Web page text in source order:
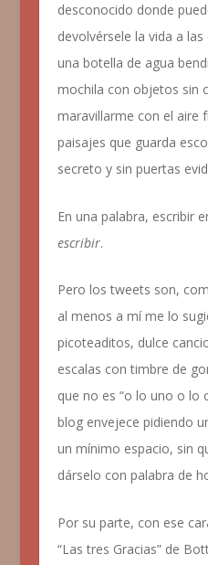
desconocido donde
devolvérsele la vida a
una botella de agua
mochila con objetos sin
maravillarme con el aire
paisajes que guarda
secreto y sin puertas
En una palabra, escribir
escribir.
Pero los tweets son,
al menos a mí me lo
picoteaditos, dulce
escalas con timbre de
que no es “o lo uno o lo
blog envejece pidiendo
un mínimo espacio, sin
dárselo con palabra de
Por su parte, con ese
“Las tres Gracias” de